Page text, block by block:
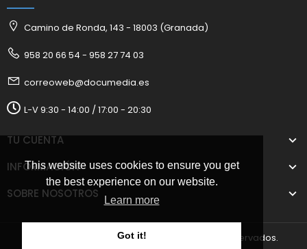
This website uses cookies to ensure you get
the best experience on our website.
Learn more
Got it!
Camino de Ronda, 143 - 18003 (Granada)
958 20 66 54 - 958 27 74 03
correoweb@documedia.es
L-V 9:30 - 14:00 / 17:00 - 20:30
TU CUENTA
INFORMACIÓN
SOBRE NOSOTROS
2025 © Documedia S.L. Todos los derechos reservados.